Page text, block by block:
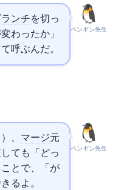
ペンギン先生
ンチを切っ
変わったか」
て呼ぶんだ。
ペンギン先生
）、 マージ元
しても「どっ
で、「mainが
るよ。